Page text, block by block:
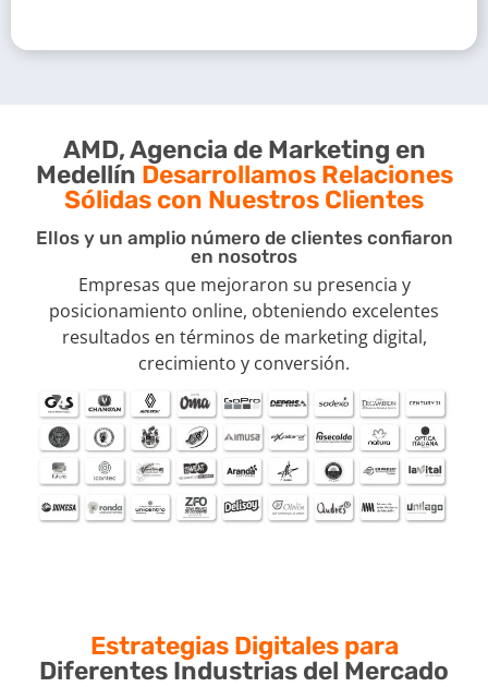
AMD, Agencia de Marketing en
Medellín Desarrollamos Relaciones
Sólidas con Nuestros Clientes
Ellos y un amplio número de clientes confiaron
en nosotros
Empresas que mejoraron su presencia y
posicionamiento online, obteniendo excelentes
resultados en términos de marketing digital,
crecimiento y conversión.
Estrategias Digitales para
Diferentes Industrias del Mercado